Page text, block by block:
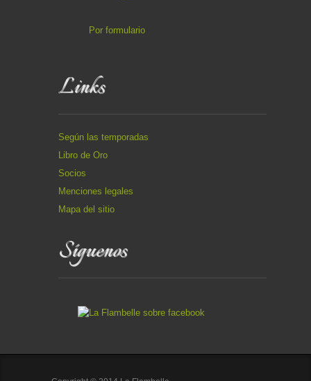
Por formulario
Links
Según las temporadas
Libro de Oro
Socios
Menciones legales
Mapa del sitio
Síguenos